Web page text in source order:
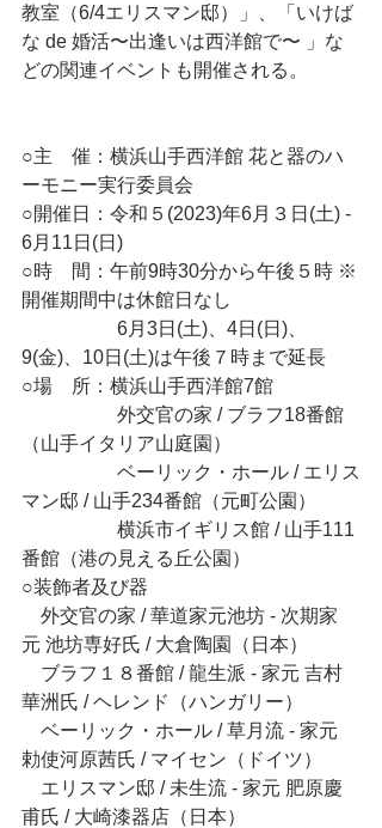
教室（6/4エリスマン邸）」、「いけば
な de 婚活〜出逢いは西洋館で〜 」な
どの関連イベントも開催される。
○主　催：横浜山手西洋館 花と器のハ
ーモニー実行委員会
○開催日：令和５(2023)年6月３日(土) -
6月11日(日)
○時　間：午前9時30分から午後５時 ※
開催期間中は休館日なし
6月3日(土)、4日(日)、
9(金)、10日(土)は午後７時まで延長
○場　所：横浜山手西洋館7館
外交官の家 / ブラフ18番館
（山手イタリア山庭園）
ベーリック・ホール / エリス
マン邸 / 山手234番館（元町公園）
横浜市イギリス館 / 山手111
番館（港の見える丘公園）
○装飾者及び器
外交官の家 / 華道家元池坊 - 次期家
元 池坊専好氏 / 大倉陶園（日本）
ブラフ１８番館 / 龍生派 - 家元 吉村
華洲氏 / ヘレンド（ハンガリー）
ベーリック・ホール / 草月流 - 家元
勅使河原茜氏 / マイセン（ドイツ）
エリスマン邸 / 未生流 - 家元 肥原慶
甫氏 / 大崎漆器店（日本）